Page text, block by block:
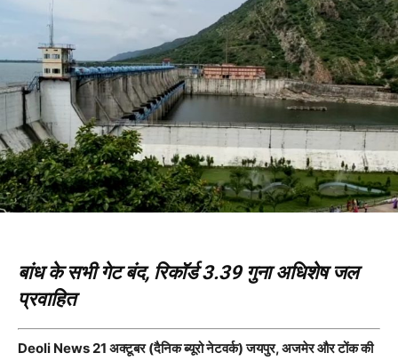
बांध के सभी गेट बंद, रिकॉर्ड 3.39 गुना अधिशेष जल
प्रवाहित
Deoli News 21 अक्टूबर (दैनिक ब्यूरो नेटवर्क) जयपुर, अजमेर और टोंक की